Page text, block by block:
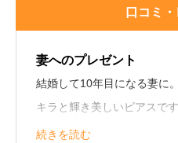
口コミ
妻へのプレゼント
結婚して10年目になる妻に
キラと輝き美しいピアスで
ので良かったです！34歳男性
続きを読む